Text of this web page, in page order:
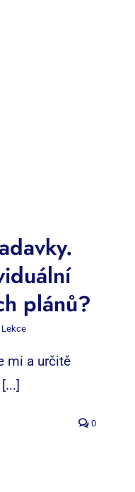
plánů?
Lekce
mi a určitě
0